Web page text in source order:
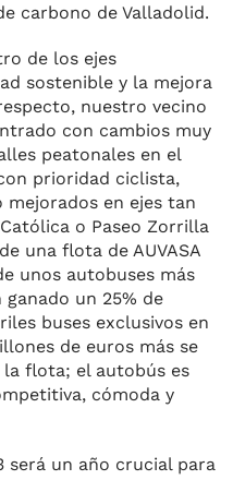
carbono de Valladolid.
de los ejes
sostenible y la mejora
nuestro vecino
con cambios muy
peatonales en el
prioridad ciclista,
en ejes tan
o Paseo Zorrilla
una flota de AUVASA
unos autobuses más
un 25% de
buses exclusivos en
de euros más se
flota; el autobús es
cómoda y
será un año crucial para